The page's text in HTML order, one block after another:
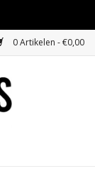
0 Artikelen - €0,00